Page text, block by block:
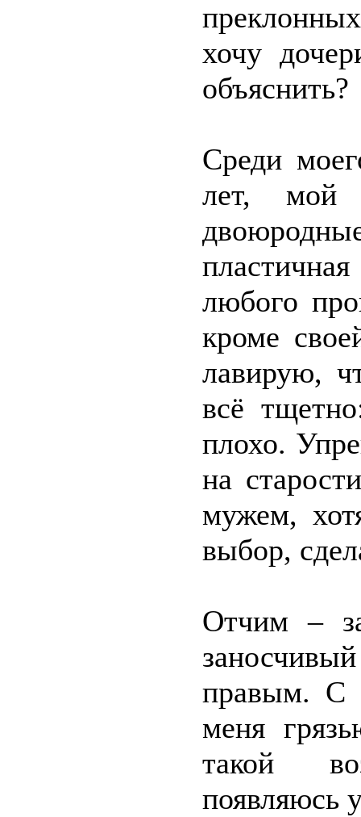
хочу
объяснить?
Среди
лет,
любого
кроме
лавирую,
всё
плохо.
на
мужем,
выбор,
Отчим –
правым. С
меня
такой
появляюсь